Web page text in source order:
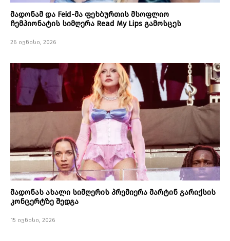
მადონამ და Feid-მა ფეხბურთის მსოფლიო
ჩემპიონატის სიმღერა Read My Lips გამოსცეს
26 ივნისი, 2026
მადონას ახალი სიმღერის პრემიერა მარტინ გარიქსის
კონცერტზე შედგა
15 ივნისი, 2026